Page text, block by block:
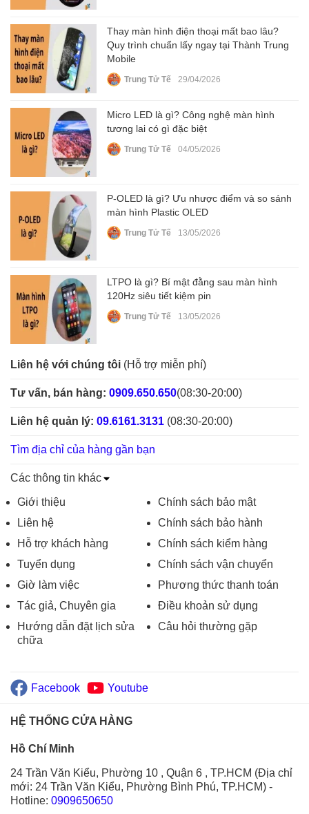
Thay màn hình điện thoại mất bao lâu?
Quy trình chuẩn lấy ngay tại Thành Trung
Mobile
Trung Tử Tế 29/04/2026
Micro LED là gì? Công nghệ màn hình
tương lai có gì đặc biệt
Trung Tử Tế 04/05/2026
P-OLED là gì? Ưu nhược điểm và so sánh
màn hình Plastic OLED
Trung Tử Tế 13/05/2026
LTPO là gì? Bí mật đằng sau màn hình
120Hz siêu tiết kiệm pin
Trung Tử Tế 13/05/2026
Liên hệ với chúng tôi (Hỗ trợ miễn phí)
Tư vấn, bán hàng: 0909.650.650(08:30-20:00)
Liên hệ quản lý: 09.6161.3131 (08:30-20:00)
Tìm địa chỉ của hàng gần bạn
Các thông tin khác
Giới thiệu
Liên hệ
Hỗ trợ khách hàng
Tuyển dụng
Giờ làm việc
Tác giả, Chuyên gia
Hướng dẫn đặt lịch sửa
chữa
Chính sách bảo mật
Chính sách bảo hành
Chính sách kiểm hàng
Chính sách vận chuyển
Phương thức thanh toán
Điều khoản sử dụng
Câu hỏi thường gặp
Facebook Youtube
HỆ THỐNG CỬA HÀNG
Hồ Chí Minh
24 Trần Văn Kiểu, Phường 10 , Quận 6 , TP.HCM (Địa chỉ
mới: 24 Trần Văn Kiểu, Phường Bình Phú, TP.HCM) -
Hotline: 0909650650